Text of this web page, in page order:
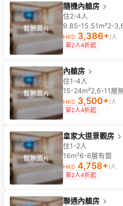
隨機內艙房
住2-4人
9.85-15.51m²2-
HKD 3,386+/人
第2人4折起
內艙房
住1-4人
15-24m²2,6-11層
HKD 3,500+/人
第2人4折起
皇家大道景觀房
住1-2人
16m²6-8層有窗
HKD 4,758+/人
第2人4折起
聯通內艙房